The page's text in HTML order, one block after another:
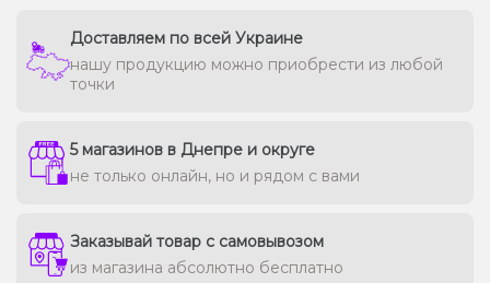
Доставляем по всей Украине
нашу продукцию можно приобрести из любой
точки
5 магазинов в Днепре и округе
не только онлайн, но и рядом с вами
Заказывай товар с самовывозом
из магазина абсолютно бесплатно